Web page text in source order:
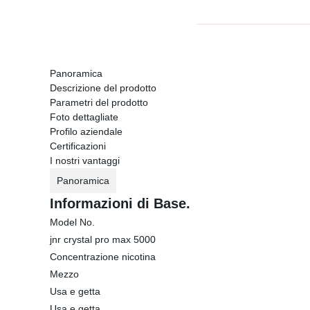
Panoramica
Descrizione del prodotto
Parametri del prodotto
Foto dettagliate
Profilo aziendale
Certificazioni
I nostri vantaggi
Panoramica
Informazioni di Base.
Model No.
jnr crystal pro max 5000
Concentrazione nicotina
Mezzo
Usa e getta